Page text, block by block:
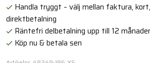
Handla tryggt – välj mellan faktura,
direktbetalning
Räntefri delbetalning upp till 12 månader
Köp nu & betala sen